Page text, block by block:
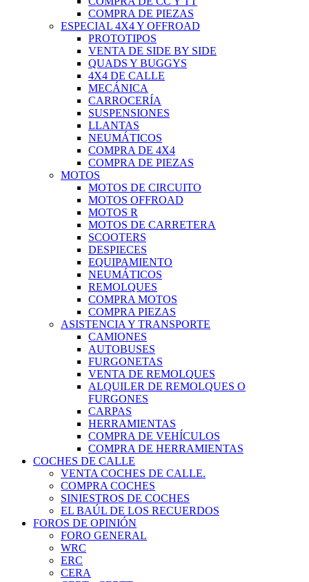
COMPRA DE PIEZAS
ESPECIAL 4X4 Y OFFROAD
PROTOTIPOS
VENTA DE SIDE BY SIDE
QUADS Y BUGGYS
4X4 DE CALLE
MECÁNICA
CARROCERÍA
SUSPENSIONES
LLANTAS
NEUMÁTICOS
COMPRA DE 4X4
COMPRA DE PIEZAS
MOTOS
MOTOS DE CIRCUITO
MOTOS OFFROAD
MOTOS R
MOTOS DE CARRETERA
SCOOTERS
DESPIECES
EQUIPAMIENTO
NEUMÁTICOS
REMOLQUES
COMPRA MOTOS
COMPRA PIEZAS
ASISTENCIA Y TRANSPORTE
CAMIONES
AUTOBUSES
FURGONETAS
VENTA DE REMOLQUES
ALQUILER DE REMOLQUES O
FURGONES
CARPAS
HERRAMIENTAS
COMPRA DE VEHÍCULOS
COMPRA DE HERRAMIENTAS
COCHES DE CALLE
VENTA COCHES DE CALLE.
COMPRA COCHES
SINIESTROS DE COCHES
EL BAÚL DE LOS RECUERDOS
FOROS DE OPINIÓN
FORO GENERAL
WRC
ERC
CERA